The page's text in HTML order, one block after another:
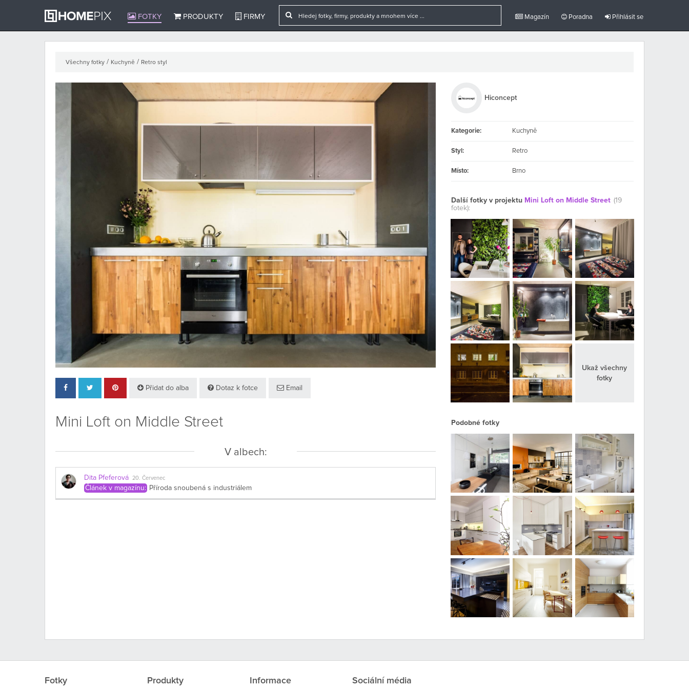
FOTKY PRODUKTY FIRMY Magazín Poradna Přihlásit se
Všechny fotky / Kuchyně / Retro styl
Přidat do alba Dotaz k fotce Email
Mini Loft on Middle Street
V albech:
Dita Pfeferová 20. Červenec
Článek v magazínu: Příroda snoubená s industriálem
Hiconcept
Kategorie: Kuchyně
Styl: Retro
Místo: Brno
Další fotky v projektu Mini Loft on Middle Street (19
fotek):
Ukaž všechny
fotky
Podobné fotky
Fotky Produkty Informace Sociální média